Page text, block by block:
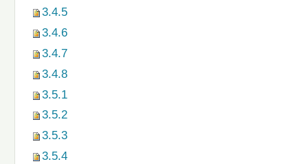
3.4.5
3.4.6
3.4.7
3.4.8
3.5.1
3.5.2
3.5.3
3.5.4